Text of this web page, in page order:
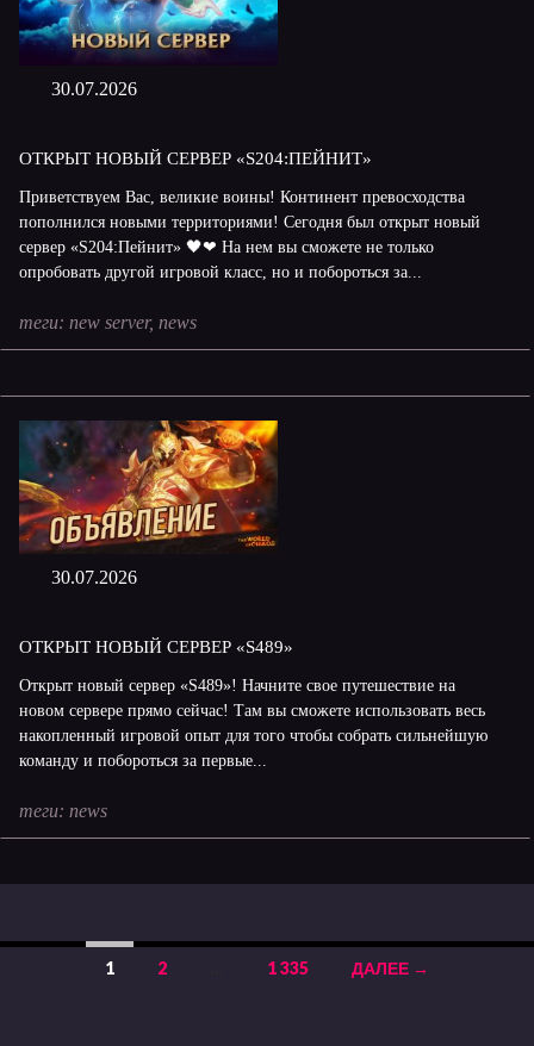
30.07.2026
ОТКРЫТ НОВЫЙ СЕРВЕР «S204:ПЕЙНИТ»
Приветствуем Вас, великие воины! Континент превосходства
пополнился новыми территориями! Сегодня был открыт новый
сервер «S204:Пейнит» 🖤❤ На нем вы сможете не только
опробовать другой игровой класс, но и побороться за...
теги: new server, news
30.07.2026
ОТКРЫТ НОВЫЙ СЕРВЕР «S489»
Открыт новый сервер «S489»! Начните свое путешествие на
новом сервере прямо сейчас! Там вы сможете использовать весь
накопленный игровой опыт для того чтобы собрать сильнейшую
команду и побороться за первые...
теги: news
1 2 1 335 ДАЛЕЕ →